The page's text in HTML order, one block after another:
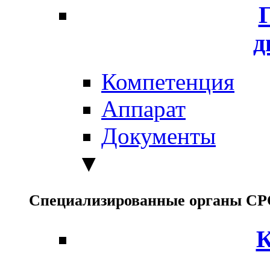
Компетенция
Аппарат
Документы
▼
Специализированные органы